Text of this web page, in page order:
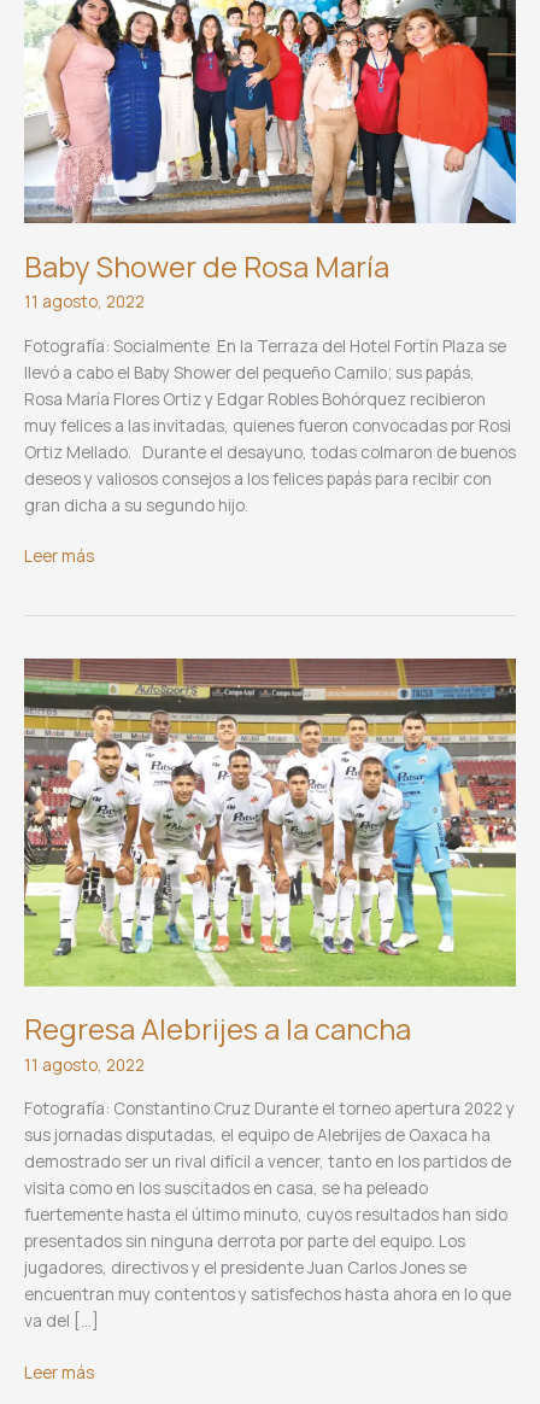
Baby Shower de Rosa María
11 agosto, 2022
Fotografía: Socialmente En la Terraza del Hotel Fortín Plaza se
llevó a cabo el Baby Shower del pequeño Camilo; sus papás,
Rosa María Flores Ortiz y Edgar Robles Bohórquez recibieron
muy felices a las invitadas, quienes fueron convocadas por Rosi
Ortiz Mellado. Durante el desayuno, todas colmaron de buenos
deseos y valiosos consejos a los felices papás para recibir con
gran dicha a su segundo hijo.
Baby
María
Leer más
Regresa Alebrijes a la cancha
11 agosto, 2022
Fotografía: Constantino Cruz Durante el torneo apertura 2022 y
sus jornadas disputadas, el equipo de Alebrijes de Oaxaca ha
demostrado ser un rival difícil a vencer, tanto en los partidos de
visita como en los suscitados en casa, se ha peleado
fuertemente hasta el último minuto, cuyos resultados han sido
presentados sin ninguna derrota por parte del equipo. Los
jugadores, directivos y el presidente Juan Carlos Jones se
encuentran muy contentos y satisfechos hasta ahora en lo que
va del […]
Regresa
Leer más